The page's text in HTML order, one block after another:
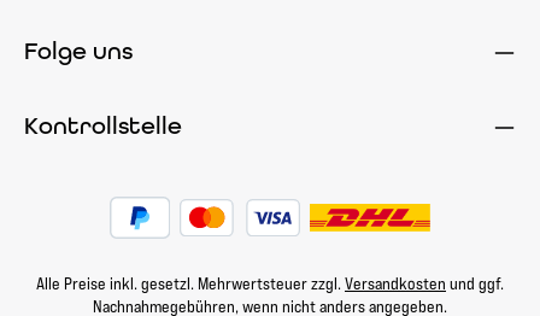
Folge uns
Kontrollstelle
Alle Preise inkl. gesetzl. Mehrwertsteuer zzgl. Versandkosten und ggf.
Nachnahmegebühren, wenn nicht anders angegeben.